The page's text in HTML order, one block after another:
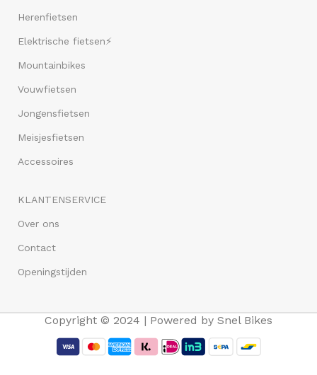
Herenfietsen
Elektrische fietsen⚡
Mountainbikes
Vouwfietsen
Jongensfietsen
Meisjesfietsen
Accessoires
KLANTENSERVICE
Over ons
Contact
Openingstijden
Copyright © 2024 | Powered by Snel Bikes